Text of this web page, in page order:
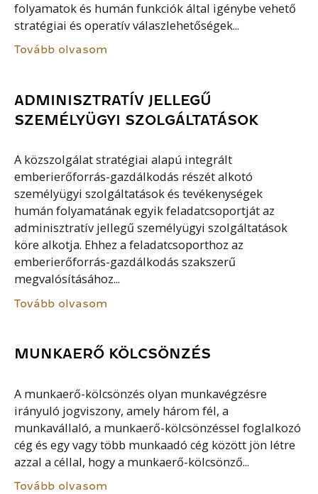
folyamatok és humán funkciók által igénybe vehető
stratégiai és operatív válaszlehetőségek...
Tovább olvasom
ADMINISZTRATÍV JELLEGŰ
SZEMÉLYÜGYI SZOLGÁLTATÁSOK
A közszolgálat stratégiai alapú integrált
emberierőforrás-gazdálkodás részét alkotó
személyügyi szolgáltatások és tevékenységek
humán folyamatának egyik feladatcsoportját az
adminisztratív jellegű személyügyi szolgáltatások
köre alkotja. Ehhez a feladatcsoporthoz az
emberierőforrás-gazdálkodás szakszerű
megvalósításához...
Tovább olvasom
MUNKAERŐ KÖLCSÖNZÉS
A munkaerő-kölcsönzés olyan munkavégzésre
irányuló jogviszony, amely három fél, a
munkavállaló, a munkaerő-kölcsönzéssel foglalkozó
cég és egy vagy több munkaadó cég között jön létre
azzal a céllal, hogy a munkaerő-kölcsönző...
Tovább olvasom